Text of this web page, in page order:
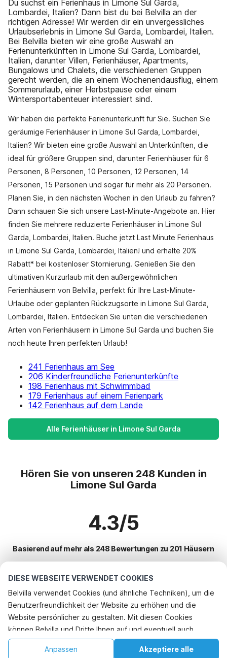
DIESE WEBSEITE VERWENDET COOKIES
Belvilla verwendet Cookies (und ähnliche Techniken), um die
Benutzerfreundlichkeit der Website zu erhöhen und die
Website persönlicher zu gestalten. Mit diesen Cookies
können Belvilla und Dritte Ihnen auf und eventuell auch
außerhalb unserer Website folgen, um Werbung Ihren
Interessen anzupassen und das Teilen von Informationen über
Akzeptiere alle
Anpassen
Du suchst ein Ferienhaus in Limone Sul Garda,
Lombardei, Italien? Dann bist du bei Belvilla an der
richtigen Adresse! Wir werden dir ein unvergessliches
Urlaubserlebnis in Limone Sul Garda, Lombardei, Italien.
Bei Belvilla bieten wir eine große Auswahl an
Ferienunterkünften in Limone Sul Garda, Lombardei,
Italien, darunter Villen, Ferienhäuser, Apartments,
Bungalows und Chalets, die verschiedenen Gruppen
gerecht werden, die an einem Wochenendausflug, einem
Sommerurlaub, einer Herbstpause oder einem
Wintersportabenteuer interessiert sind.
Wir haben die perfekte Ferienunterkunft für Sie. Suchen Sie
geräumige Ferienhäuser in Limone Sul Garda, Lombardei,
Italien? Wir bieten eine große Auswahl an Unterkünften, die
ideal für größere Gruppen sind, darunter Ferienhäuser für 6
Personen, 8 Personen, 10 Personen, 12 Personen, 14
Personen, 15 Personen und sogar für mehr als 20 Personen.
Planen Sie, in den nächsten Wochen in den Urlaub zu fahren?
Dann schauen Sie sich unsere Last-Minute-Angebote an. Hier
finden Sie mehrere reduzierte Ferienhäuser in Limone Sul
Garda, Lombardei, Italien. Buche jetzt Last Minute Ferienhaus
in Limone Sul Garda, Lombardei, Italien! und erhalte 20%
Rabatt* bei kostenloser Stornierung. Genießen Sie den
ultimativen Kurzurlaub mit den außergewöhnlichen
Ferienhäusern von Belvilla, perfekt für Ihre Last-Minute-
Urlaube oder geplanten Rückzugsorte in Limone Sul Garda,
Lombardei, Italien. Entdecken Sie unten die verschiedenen
Arten von Ferienhäusern in Limone Sul Garda und buchen Sie
noch heute Ihren perfekten Urlaub!
241 Ferienhaus am See
206 Kinderfreundliche Ferienunterkünfte
198 Ferienhaus mit Schwimmbad
179 Ferienhaus auf einem Ferienpark
142 Ferienhaus auf dem Lande
Alle Ferienhäuser in Limone Sul Garda
Hören Sie von unseren 248 Kunden in
Limone Sul Garda
4.3/5
Basierend auf mehr als 248 Bewertungen zu 201 Häusern
Beliebteste Reiseziele für Urlaub
Top-Städte mit Top-Annehmlichkeiten für den Urlaub
Ferienhaus auf einem Ferienpark aer
Ferienhaus am See villaggio-sanghen
Ferienhaus am See crone
Beliebte Ausstattungen für Urlaub in Limone-sul-garda
Ferienhaus am See
Beliebte Städte für den Urlaub in Lombardei
Telefonisch buchen